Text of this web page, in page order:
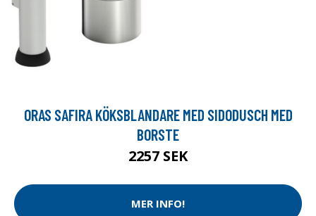
ORAS SAFIRA KÖKSBLANDARE MED SIDODUSCH MED
BORSTE
2257 SEK
MER INFO!